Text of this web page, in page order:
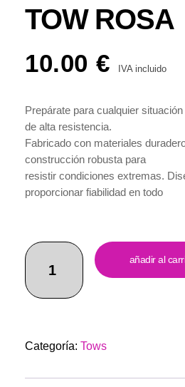
TOW ROSA
10.00 € IVA incluido
Prepárate para cualquier
de alta resistencia.
Fabricado con materiales
construcción robusta para
resistir condiciones extremas.
proporcionar fiabilidad en todo
para una instalación fácil y rápida,
herramientas especiales. Con
un servicio al cliente excepcional,
versátil y funcional a tu equipo
viajes todoterreno!
añadir al
Categoría: Tows